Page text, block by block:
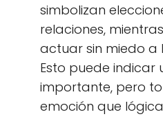
simbolizan
relaciones,
actuar sin miedo a
Esto puede indicar
importante, pero
emoción que